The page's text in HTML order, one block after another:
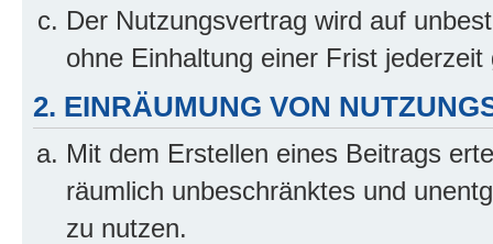
Der Nutzungsvertrag wird auf
ohne Einhaltung einer Frist
2. EINRÄUMUNG VON
Mit dem Erstellen eines Beitrags
räumlich unbeschränktes und
zu nutzen.